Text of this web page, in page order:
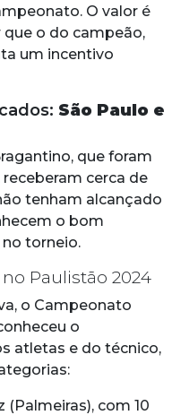
O valor é
o do campeão,
um incentivo
São Paulo e
que foram
cerca de
tenham alcançado
o bom
torneio.
Paulistão 2024
o Campeonato
o
atletas e do técnico,
(Palmeiras), com 10